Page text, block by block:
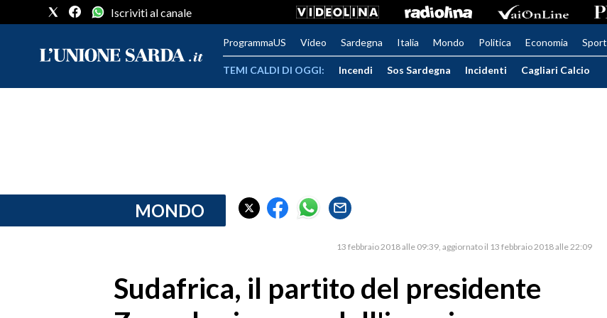
PROVINCIA DI CAGLIARI
Iscriviti al canale
ProgrammaUS Video Sardegna Italia Mondo Politica Economia Sport
TEMI CALDI DI OGGI: Incendi Sos Sardegna Incidenti Cagliari Calcio
MONDO
13 febbraio 2018 alle 09:39 aggiornato il 13 febbraio 2018 alle 22:09
Sudafrica, il partito del presidente